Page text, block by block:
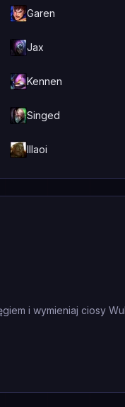
Garen
Jax
Kennen
Singed
Illaoi
i wymieniaj ciosy